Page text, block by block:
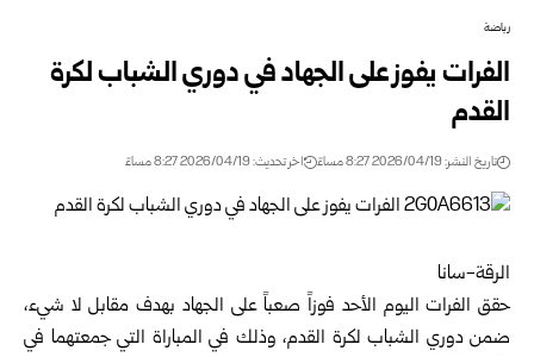
رياضة
الفرات يفوز على الجهاد في دوري الشباب لكرة
القدم
تاريخ النشر: 2026/04/19 8:27 مساءً اخر تحديث: 2026/04/19 8:27 مساءً
الرقة-سانا
حقق الفرات اليوم الأحد فوزاً صعباً على الجهاد بهدف مقابل لا شيء،
ضمن دوري الشباب لكرة القدم، وذلك في المباراة التي جمعتهما في